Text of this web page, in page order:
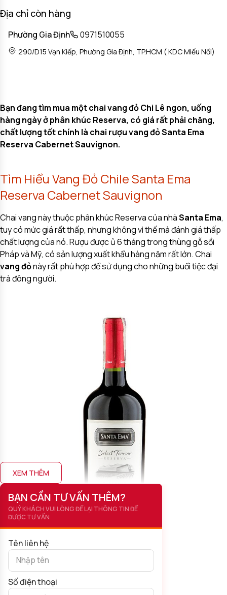
Địa chỉ còn hàng
Phường Gia Định 0971510055
290/D15 Vạn Kiếp, Phường Gia Định, TP.HCM ( KDC Miếu Nổi)
Bạn đang tìm mua một chai vang đỏ Chi Lê ngon, uống
hàng ngày ở phân khúc Reserva, có giá rất phải chăng,
chất lượng tốt chính là chai rượu vang đỏ Santa Ema
Reserva Cabernet Sauvignon.
Tìm Hiểu Vang Đỏ Chile Santa Ema
Reserva Cabernet Sauvignon
Chai vang này thuộc phân khúc Reserva của nhàSanta Ema,
tuy có mức giá rất thấp, nhưng không vì thế mà đánh giá thấp
chất lượng của nó. Rượu được ủ 6 tháng trong thùng gỗ sồi
Pháp và Mỹ, có sản lượng xuất khẩu hàng năm rất lớn. Chai
vang đỏnày rất phù hợp để sử dụng cho những buổi tiệc đại
trà đông người.
Rượu Vang Santa Ema Reserva Cabernet
XEM THÊM
BẠN CẦN TƯ VẤN THÊM?
QUÝ KHÁCH VUI LÒNG ĐỂ LẠI THÔNG TIN ĐỂ
ĐƯỢC TƯ VẤN
Tên liên hệ
Số điện thoại